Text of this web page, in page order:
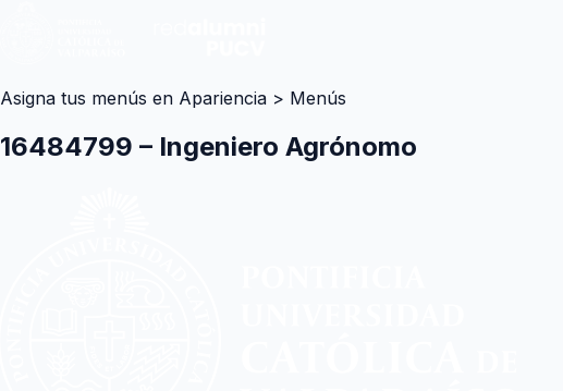
Asigna tus menús en Apariencia > Menús
16484799 – Ingeniero Agrónomo